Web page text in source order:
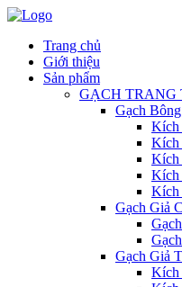
Trang chủ
Giới thiệu
Sản phẩm
GẠCH TRANG
Gạch
Kích
Kích
Kích
Kích
Kích
Gạch Giả
Gạch Giả
Kích